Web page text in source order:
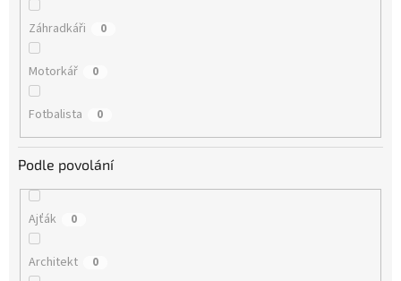
Záhradkáři 0
Motorkář 0
Fotbalista 0
Podle povolání
Ajťák 0
Architekt 0